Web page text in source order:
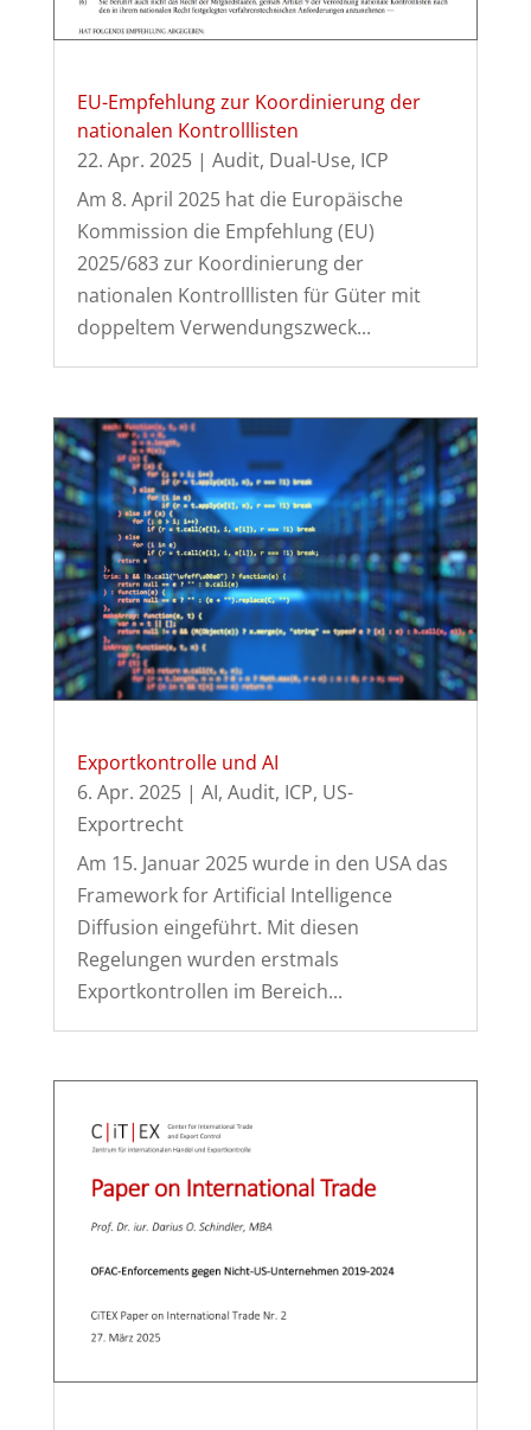
EU-Empfehlung zur Koordinierung der
nationalen Kontrolllisten
22. Apr. 2025| Audit, Dual-Use, ICP
Am 8. April 2025 hat die Europäische
Kommission die Empfehlung (EU)
2025/683 zur Koordinierung der
nationalen Kontrolllisten für Güter mit
doppeltem Verwendungszweck...
Exportkontrolle und AI
6. Apr. 2025| AI, Audit, ICP, US-
Exportrecht
Am 15. Januar 2025 wurde in den USA das
Framework for Artificial Intelligence
Diffusion eingeführt. Mit diesen
Regelungen wurden erstmals
Exportkontrollen im Bereich...